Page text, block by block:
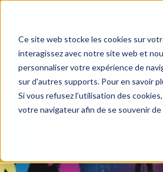
Ce site web stocke les cookies sur
interagissez avec notre site web et
personnaliser votre expérience de
sur d'autres supports. Pour en savoir
Si vous refusez l'utilisation des
votre navigateur afin de se souvenir